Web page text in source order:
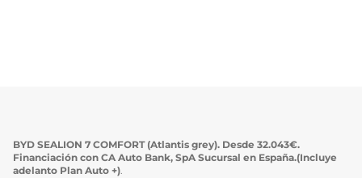
BYD SEALION 7 COMFORT (Atlantis grey). Desde 32.043€.
Financiación con CA Auto Bank, SpA Sucursal en España.(Incluye
adelanto Plan Auto +).